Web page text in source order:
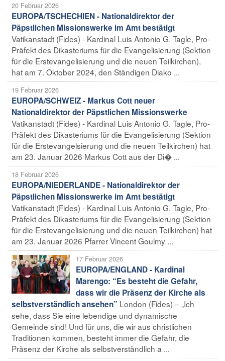
20 Februar 2026
EUROPA/TSCHECHIEN - Nationaldirektor der
Päpstlichen Missionswerke im Amt bestätigt
Vatikanstadt (Fides) - Kardinal Luis Antonio G. Tagle, Pro-
Präfekt des Dikasteriums für die Evangelisierung (Sektion
für die Erstevangelisierung und die neuen Teilkirchen),
hat am 7. Oktober 2024, den Ständigen Diako ...
19 Februar 2026
EUROPA/SCHWEIZ - Markus Cott neuer
Nationaldirektor der Päpstlichen Missionswerke
Vatikanstadt (Fides) - Kardinal Luis Antonio G. Tagle, Pro-
Präfekt des Dikasteriums für die Evangelisierung (Sektion
für die Erstevangelsierung und die neuen Teilkirchen) hat
am 23. Januar 2026 Markus Cott aus der Di� ...
18 Februar 2026
EUROPA/NIEDERLANDE - Nationaldirektor der
Päpstlichen Missionswerke im Amt bestätigt
Vatikanstadt (Fides) - Kardinal Luis Antonio G. Tagle, Pro-
Präfekt des Dikasteriums für die Evangelisierung (Sektion
für die Erstevangelisierung und die neuen Teilkirchen) hat
am 23. Januar 2026 Pfarrer Vincent Goulmy ...
17 Februar 2026
EUROPA/ENGLAND - Kardinal
Marengo: “Es besteht die Gefahr,
dass wir die Präsenz der Kirche als
selbstverständlich ansehen” London (Fides) – „Ich
sehe, dass Sie eine lebendige und dynamische
Gemeinde sind! Und für uns, die wir aus christlichen
Traditionen kommen, besteht immer die Gefahr, die
Präsenz der Kirche als selbstverständlich a ...